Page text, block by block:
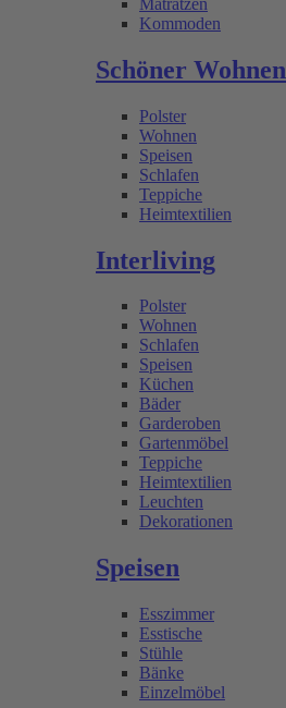
Kommoden
Schöner Wohnen
Polster
Wohnen
Speisen
Schlafen
Teppiche
Heimtextilien
Interliving
Polster
Wohnen
Schlafen
Speisen
Küchen
Bäder
Garderoben
Gartenmöbel
Teppiche
Heimtextilien
Leuchten
Dekorationen
Speisen
Esszimmer
Esstische
Stühle
Bänke
Einzelmöbel